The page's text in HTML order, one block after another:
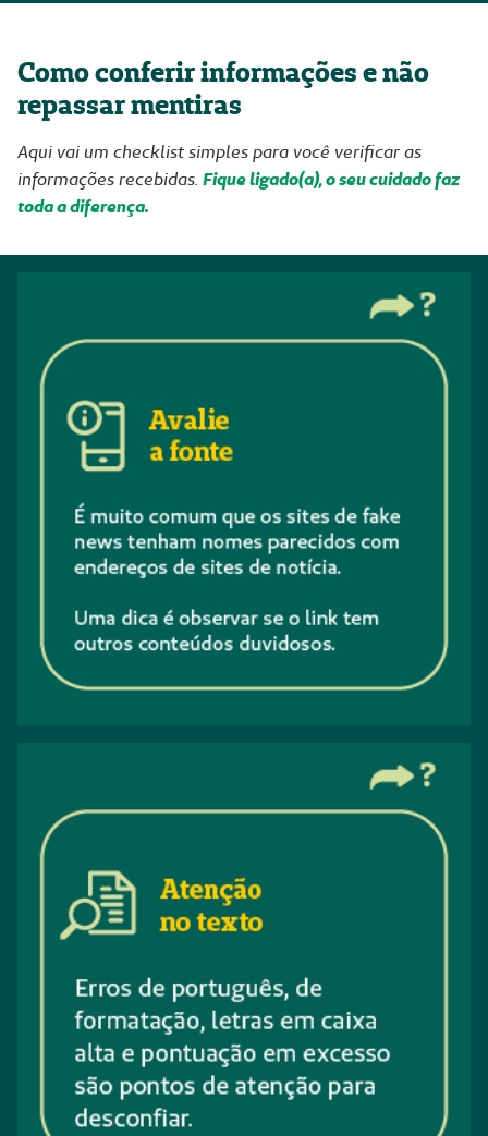
Como conferir informações e não
repassar mentiras
Aqui vai um checklist simples para você verificar as
informações recebidas. Fique ligado(a), o seu cuidado faz
toda a diferença.